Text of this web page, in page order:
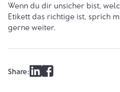
Wenn du dir unsicher bist,
Etikett das richtige ist, sprich
gerne weiter.
Share: